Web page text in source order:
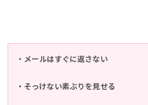
・メールはすぐに返さない
・そっけない素ぶりを見せる